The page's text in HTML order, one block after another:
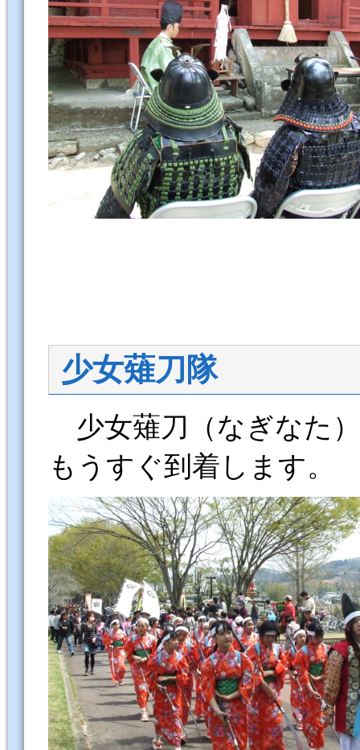
少女薙刀隊
少女薙刀（なぎなた
もうすぐ到着します。